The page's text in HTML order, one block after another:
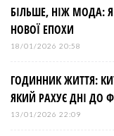
БІЛЬШЕ, НІЖ МОДА:
НОВОЇ ЕПОХИ
18/01/2026 20:58
ГОДИННИК ЖИТТЯ:
ЯКИЙ РАХУЄ ДНІ ДО
13/01/2026 22:09